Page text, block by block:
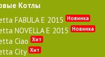
Котлы
FABULA E 2015 Новинка
NOVELLA E 2015 Новинка
Ciao Хит
City Хит